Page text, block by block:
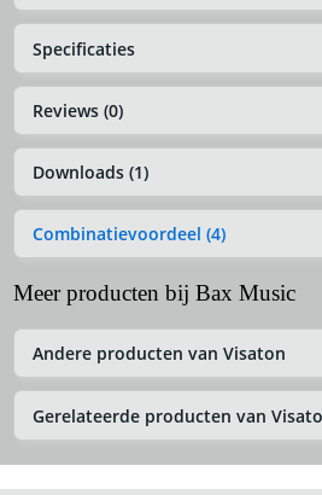
Specificaties
Reviews (0)
Downloads (1)
Combinatievoordeel (4)
Meer producten bij Bax Music
Andere producten van Visaton
Gerelateerde producten van